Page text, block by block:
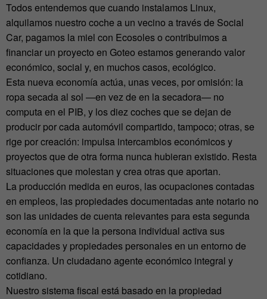
Todos entendemos que cuando instalamos Linux,
alquilamos nuestro coche a un vecino a través de Social
Car, pagamos la miel con Ecosoles o contribuimos a
financiar un proyecto en Goteo estamos generando valor
económico, social y, en muchos casos, ecológico.
Esta nueva economía actúa, unas veces, por omisión: la
ropa secada al sol —en vez de en la secadora— no
computa en el PIB, y los diez coches que se dejan de
producir por cada automóvil compartido, tampoco; otras, se
rige por creación: impulsa intercambios económicos y
proyectos que de otra forma nunca hubieran existido. Resta
situaciones que molestan y crea otras que aportan.
La producción medida en euros, las ocupaciones contadas
en empleos, las propiedades documentadas ante notario no
son las unidades de cuenta relevantes para esta segunda
economía en la que la persona individual activa sus
capacidades y propiedades personales en un entorno de
confianza. Un ciudadano agente económico integral y
cotidiano.
Nuestro sistema fiscal está basado en la propiedad